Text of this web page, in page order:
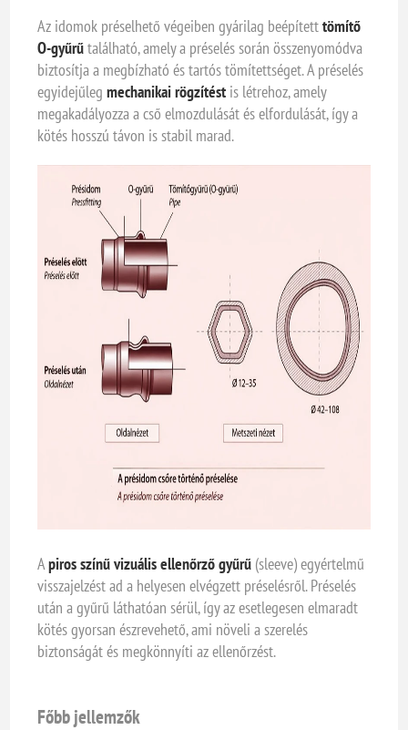
Az idomok préselhető végeiben gyárilag beépítetttömítő
O-gyűrűtalálható, amely a préselés során összenyomódva
biztosítja a megbízható és tartós tömítettséget. A préselés
egyidejűlegmechanikai rögzítést is létrehoz, amely
megakadályozza a cső elmozdulását és elfordulását, így a
kötés hosszú távon is stabil marad.
Apiros színű vizuális ellenőrző gyűrű (sleeve) egyértelmű
visszajelzést ad a helyesen elvégzett préselésről. Préselés
után a gyűrű láthatóan sérül, így az esetlegesen elmaradt
kötés gyorsan észrevehető, ami növeli a szerelés
biztonságát és megkönnyíti az ellenőrzést.
Főbb jellemzők